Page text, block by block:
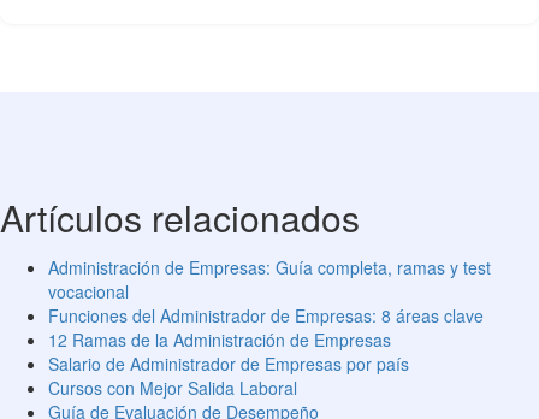
Artículos relacionados
Administración de Empresas: Guía completa, ramas y test
vocacional
Funciones del Administrador de Empresas: 8 áreas clave
12 Ramas de la Administración de Empresas
Salario de Administrador de Empresas por país
Cursos con Mejor Salida Laboral
Guía de Evaluación de Desempeño